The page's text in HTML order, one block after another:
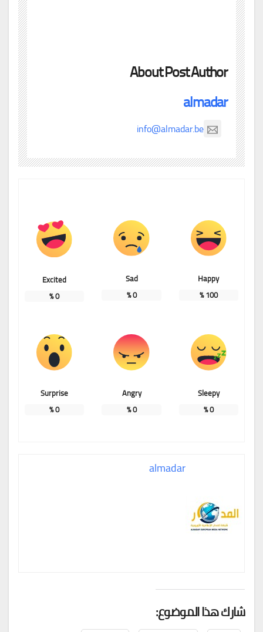
About Post Author
almadar
info@almadar.be
Happy
100
%
Sad
0
%
Excited
0
%
Sleepy
0
%
Angry
0
%
Surprise
0
%
almadar
شارك هذا الموضوع: